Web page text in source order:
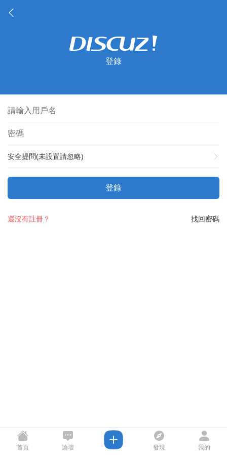
登錄
安全提問(未設置請忽略)
登錄
找回密碼
還沒有註冊？
首頁 論壇 發現 我的